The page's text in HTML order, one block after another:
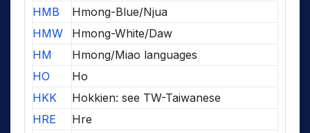
HMB
Hmong-Blue/Njua
HMW
Hmong-White/Daw
HM
Hmong/Miao languages
HO
Ho
HKK
Hokkien: see TW-Taiwanese
HRE
Hre